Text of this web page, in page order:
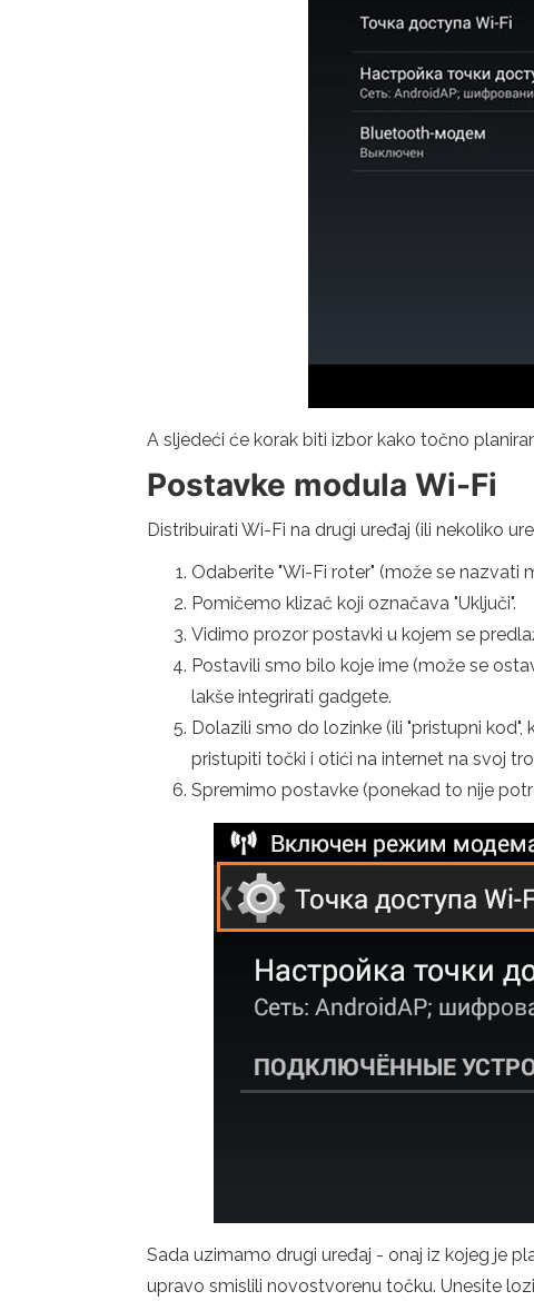
A sljedeći će korak biti izbor kako točno
Postavke modula Wi-Fi
Distribuirati Wi-Fi na drugi uređaj (ili nekoliko
Odaberite "Wi-Fi roter" (može se nazvati
Pomičemo klizač koji označava "Uključi".
Vidimo prozor postavki u kojem se
Postavili smo bilo koje ime (može se
lakše integrirati gadgete.
Dolazili smo do lozinke (ili "pristupni
pristupiti točki i otići na internet na svoj
Spremimo postavke (ponekad to nije
Sada uzimamo drugi uređaj - onaj iz kojeg je
upravo smislili novostvorenu točku. Unesite